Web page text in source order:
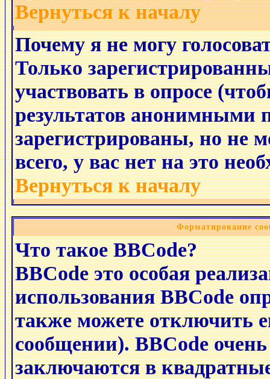
Вернуться к началу
Почему я не могу
Только
участвовать в опросе
результатов анонимными
зарегистрированы, но не
всего, у вас нет на это
Вернуться к началу
Форматирование
Что такое BBCode?
BBCode это особая
использования BBCode
также можете отключить
сообщении). BBCode
заключаются в